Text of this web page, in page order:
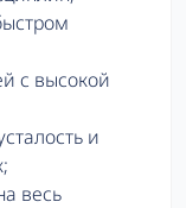
с высокой
и
весь